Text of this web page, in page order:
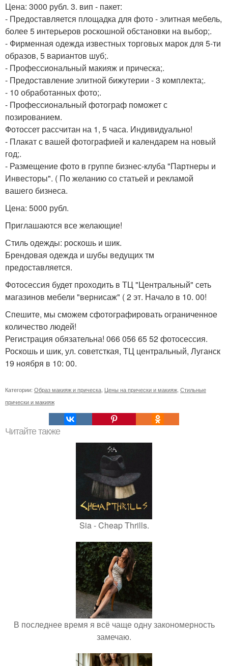
Цена: 3000 рубл. 3. вип - пакет:
- Предоставляется площадка для фото - элитная мебель,
более 5 интерьеров роскошной обстановки на выбор;.
- Фирменная одежда известных торговых марок для 5-ти
образов, 5 вариантов шуб;.
- Профессиональный макияж и прическа;.
- Предоставление элитной бижутерии - 3 комплекта;.
- 10 обработанных фото;.
- Профессиональный фотограф поможет с
позированием.
Фотоссет рассчитан на 1, 5 часа. Индивидуально!
- Плакат с вашей фотографией и календарем на новый
год;.
- Размещение фото в группе бизнес-клуба "Партнеры и
Инвесторы". ( По желанию со статьей и рекламой
вашего бизнеса.
Цена: 5000 рубл.
Приглашаются все желающие!
Стиль одежды: роскошь и шик.
Брендовая одежда и шубы ведущих тм
предоставляется.
Фотосессия будет проходить в ТЦ "Центральный" сеть
магазинов мебели "вернисаж" ( 2 эт. Начало в 10. 00!
Спешите, мы сможем сфотографировать ограниченное
количество людей!
Регистрация обязательна! 066 056 65 52 фотосессия.
Роскошь и шик, ул. советсткая, ТЦ центральный, Луганск
19 ноября в 10: 00.
Категории: Образ макияж и прическа Цены на прически и макияж Стильные
прически и макияж
Читайте также
Sia - Cheap Thrills.
В последнее время я всё чаще одну закономерность
замечаю.